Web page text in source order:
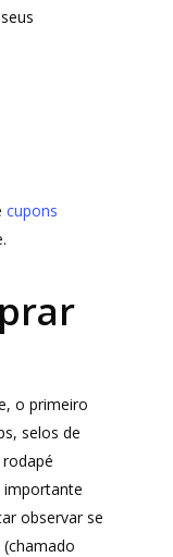
cupons
o primeiro
selos de
observar se
MindsUp